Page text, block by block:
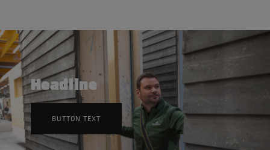
Headline
BUTTON TEXT